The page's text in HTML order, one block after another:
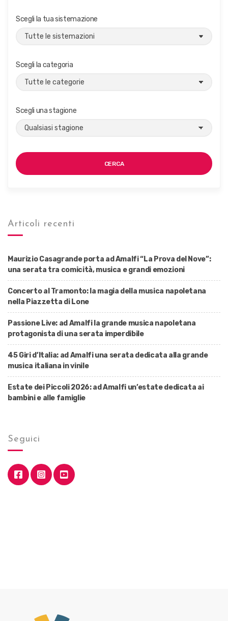
Scegli la tua sistemazione
Scegli la categoria
Scegli una stagione
CERCA
Articoli recenti
Maurizio Casagrande porta ad Amalfi “La Prova del Nove”:
una serata tra comicità, musica e grandi emozioni
Concerto al Tramonto: la magia della musica napoletana
nella Piazzetta di Lone
Passione Live: ad Amalfi la grande musica napoletana
protagonista di una serata imperdibile
45 Giri d’Italia: ad Amalfi una serata dedicata alla grande
musica italiana in vinile
Estate dei Piccoli 2026: ad Amalfi un’estate dedicata ai
bambini e alle famiglie
Seguici